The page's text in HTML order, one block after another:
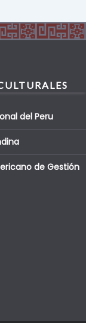
del Peru
de Gestión